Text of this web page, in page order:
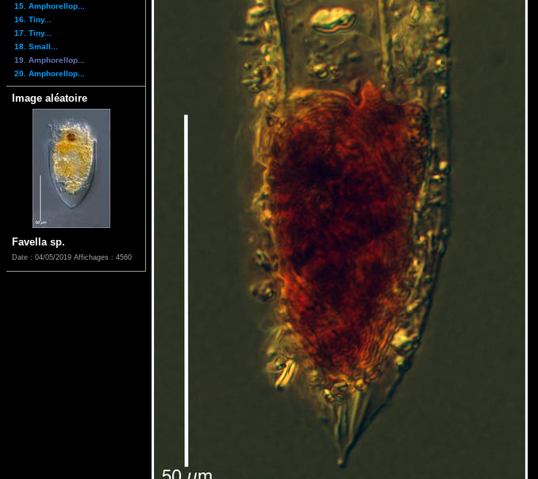
15. Amphorellop...
16. Tiny...
17. Tiny...
18. Small...
19. Amphorellop...
20. Amphorellop...
Image aléatoire
Favella sp.
Date : 04/05/2019 Affichages : 4560